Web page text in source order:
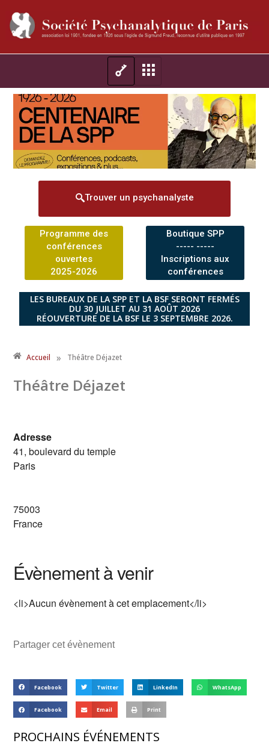
Trouver un psychanalyste
Programme des
conférences
ouvertes
2025-2026
Boutique SPP
----- -----
Inscriptions aux
conférences
LES BUREAUX DE LA SPP ET LA BSF SERONT FERMÉS
DU 30 JUILLET AU 31 AOÛT 2026
RÉOUVERTURE DE LA BSF LE 3 SEPTEMBRE 2026.
Accueil » Théâtre Déjazet
Théâtre Déjazet
Adresse
41, boulevard du temple
Paris
75003
France
Évènement à venir
<li>Aucun évènement à cet emplacement</li>
Partager cet évènement
Facebook Twitter LinkedIn WhatsApp
Facebook Email Print
PROCHAINS ÉVÉNEMENTS